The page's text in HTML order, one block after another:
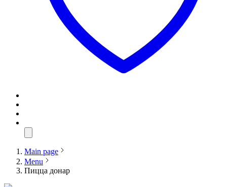
Main page
Menu
Пицца донар